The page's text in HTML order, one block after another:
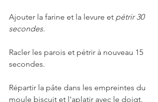
Ajouter la farine et la levure et pétrir 30
secondes.
Racler les parois et pétrir à nouveau 15
secondes.
Répartir la pâte dans les empreintes du
moule biscuit et l'aplatir avec le doigt.